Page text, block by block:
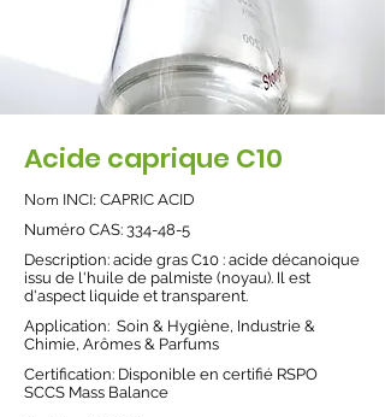
Acide caprique C10
Nom INCI: CAPRIC ACID
Numéro CAS: 334-48-5
Description: acide gras C10 : acide décanoique
issu de l'huile de palmiste (noyau). Il est
d'aspect liquide et transparent.
Application: Soin & Hygiène, Industrie &
Chimie, Arômes & Parfums
Certification: Disponible en certifié RSPO
SCCS Mass Balance